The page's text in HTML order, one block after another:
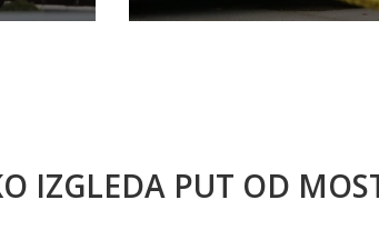
IZGLEDA PUT OD